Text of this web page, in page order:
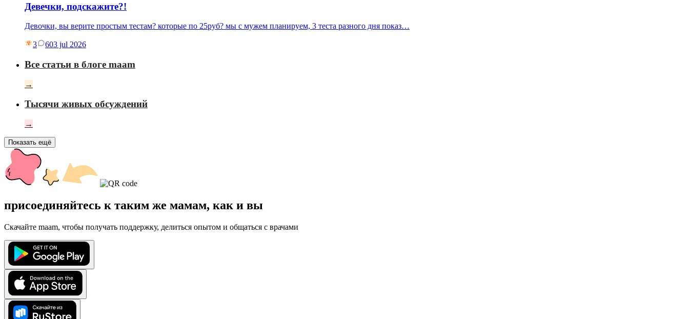
Девечки, подскажите?!
Девочки, вы верите простым тестам? которые по 25руб? мы с мужем планируем, 3 теста разного дня показ…
3 603 jul 2026
Все статьи в блоге maam
→
Тысячи живых обсуждений
→
Показать ещё
присоединяйтесь к таким же мамам, как и вы
Скачайте maam, чтобы получать поддержку, делиться опытом и общаться с врачами